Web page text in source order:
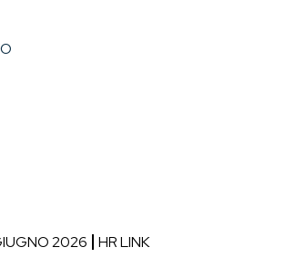
2026 HR LINK